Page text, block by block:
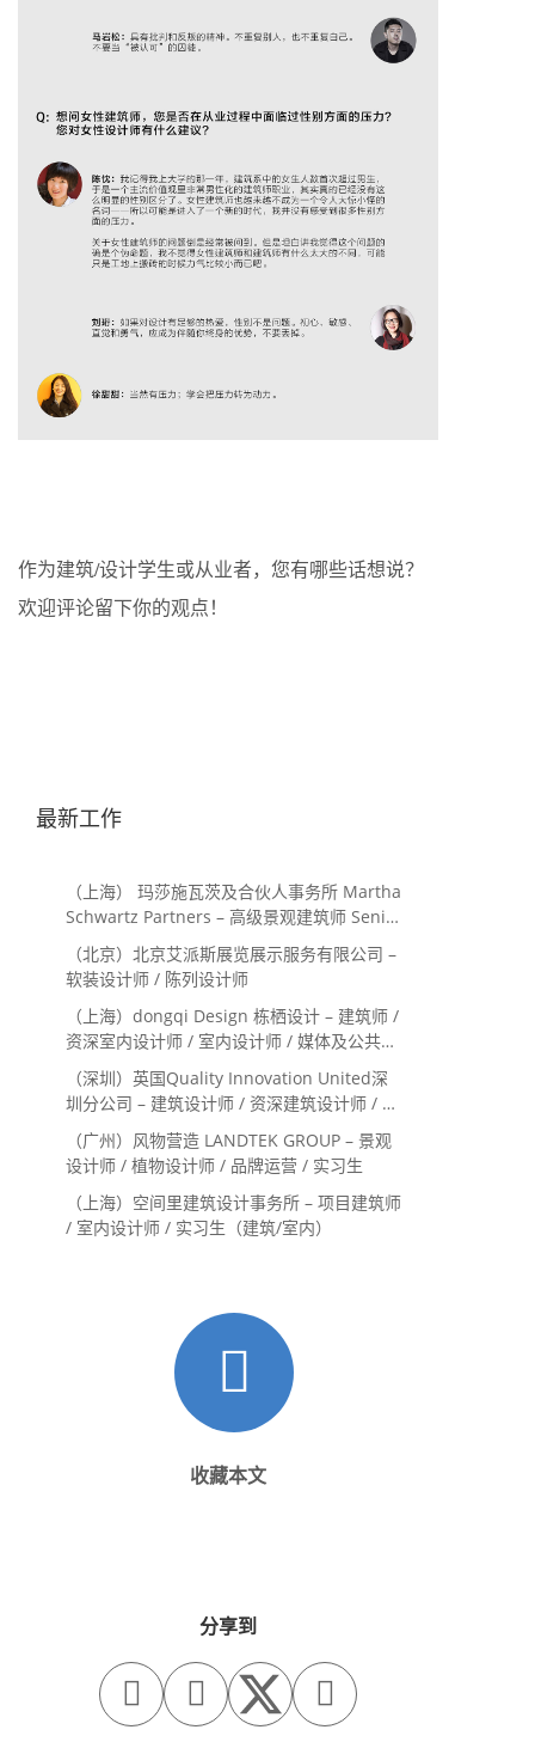
作为建筑/设计学生或从业者，您有哪些话想说？
欢迎评论留下你的观点！
最新工作
（上海） 玛莎施瓦茨及合伙人事务所 Martha
Schwartz Partners – 高级景观建筑师 Senior
Landscape Designer / 景观建筑师
Landscape Designer
（北京）北京艾派斯展览展示服务有限公司 –
软装设计师 / 陈列设计师
（上海）dongqi Design 栋栖设计 – 建筑师 /
资深室内设计师 / 室内设计师 / 媒体及公共关
系主管 / 设计实习生（常年招聘）
（深圳）英国Quality Innovation United深
圳分公司 – 建筑设计师 / 资深建筑设计师 / 室
内设计师 / 设计实习生
（广州）风物营造 LANDTEK GROUP – 景观
设计师 / 植物设计师 / 品牌运营 / 实习生
（上海）空间里建筑设计事务所 – 项目建筑师
/ 室内设计师 / 实习生（建筑/室内）
收藏本文
分享到
  